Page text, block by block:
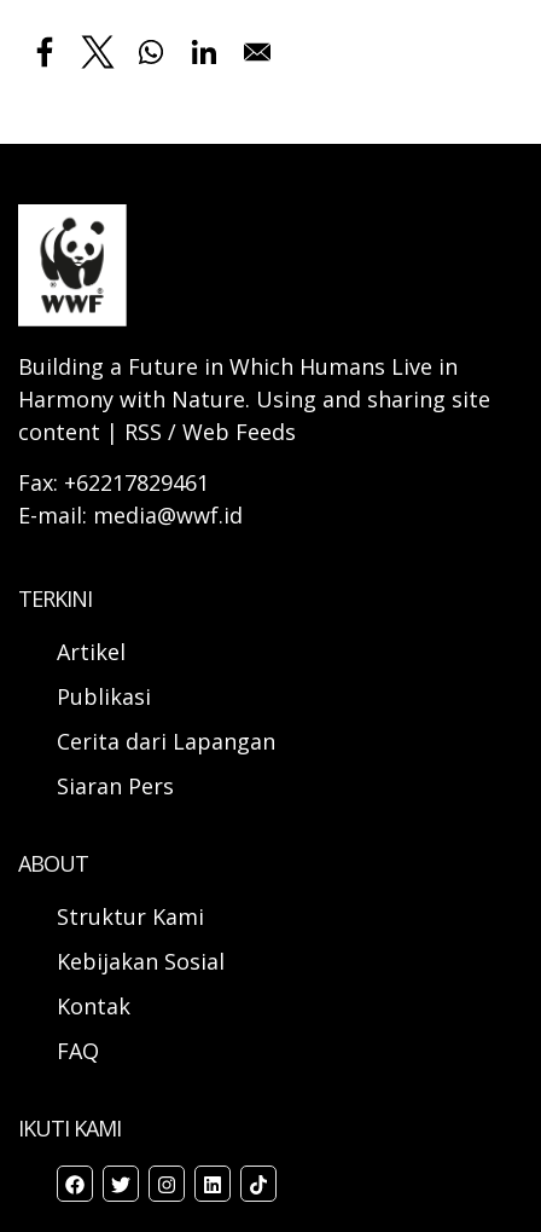
Building a Future in Which Humans Live in
Harmony with Nature. Using and sharing site
content | RSS / Web Feeds
Fax: +62217829461
E-mail: media@wwf.id
TERKINI
Artikel
Publikasi
Cerita dari Lapangan
Siaran Pers
ABOUT
Struktur Kami
Kebijakan Sosial
Kontak
FAQ
IKUTI KAMI